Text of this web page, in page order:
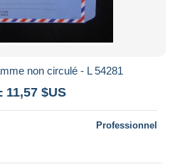
non circulé - L 54281
11,57 $US
Professionnel